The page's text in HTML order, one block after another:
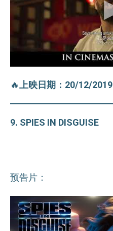
🔥上映日期：20/12/2019
9. SPIES IN DISGUISE
预告片：